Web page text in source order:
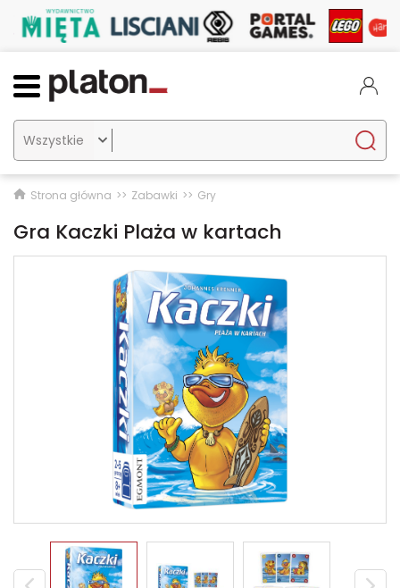

Strona główna Zabawki Gry
Gra Kaczki Plaża w kartach